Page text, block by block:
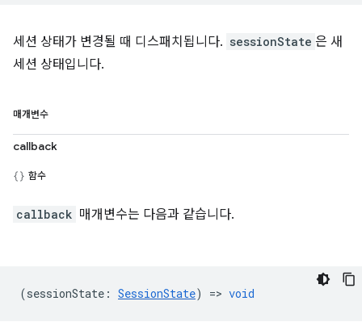
세션 상태가 변경될 때 디스패치됩니다. sessionState 은 새
세션 상태입니다.
매개변수
callback
함수
callback 매개변수는 다음과 같습니다.
(sessionState : SessionState) => void